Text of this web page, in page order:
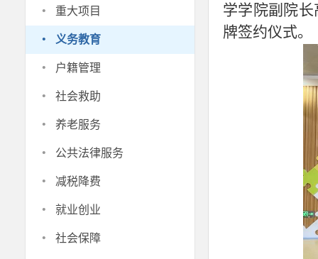
· 重大项目
· 义务教育
· 户籍管理
· 社会救助
· 养老服务
· 公共法律服务
· 减税降费
· 就业创业
· 社会保障
学学院副院
牌签约仪式。